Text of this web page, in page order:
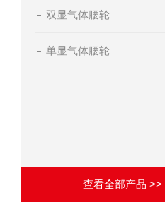
双显气体腰轮
单显气体腰轮
查看全部产品 >>